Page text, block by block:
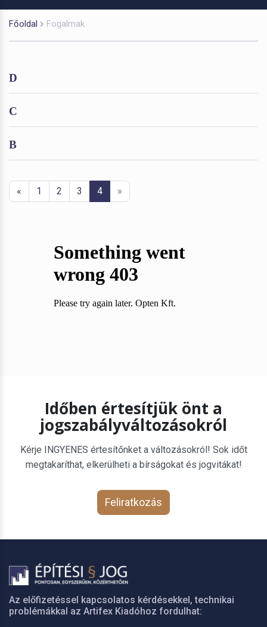
Főoldal Fogalmak
D
C
B
« 1 2 3 4 »
Időben értesítjük önt a
jogszabályváltozásokról
Kérje INGYENES értesítőnket a változásokról! Sok időt
megtakaríthat, elkerülheti a bírságokat és jogvitákat!
Feliratkozás
Az előfizetéssel kapcsolatos kérdésekkel, technikai
problémákkal az Artifex Kiadóhoz fordulhat: